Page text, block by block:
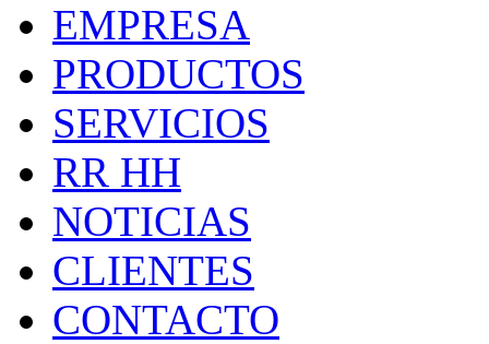
EMPRESA
PRODUCTOS
SERVICIOS
RR HH
NOTICIAS
CLIENTES
CONTACTO